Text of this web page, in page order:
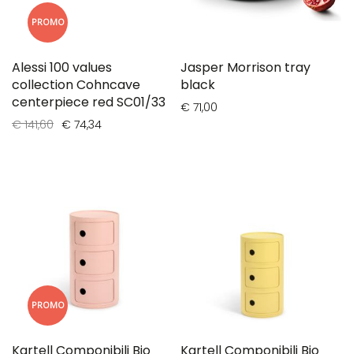
PROMO
Alessi 100 values
collection Cohncave
centerpiece red SC01/33
€ 74,34
€ 141,60
Jasper Morrison tray
black
€ 71,00
PROMO
Kartell Componibili Bio Kartell Componibili Bio